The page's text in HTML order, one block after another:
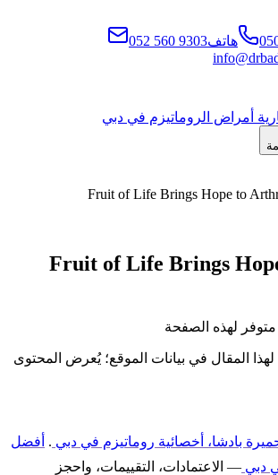
هاتف052 560 9303
أمراض الروماتيزم في دبي
Fruit of Life Brings Hope to
Fruit of Life Brings
متوفر لهذه الصفحة
المقال في بيانات الموقع؛ يُعرض المحتوى
بادشا، أخصائية روماتيزم في دبي . أفضل
دبي — الاعتمادات، التقييمات، واحجز